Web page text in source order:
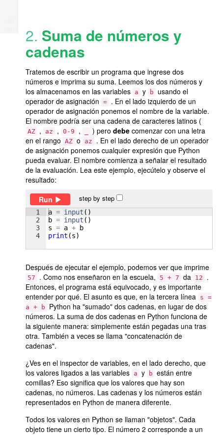
2. Suma de números y
cadenas
Tratemos de escribir un programa que ingrese dos
números e imprima su suma. Leemos los dos números y
los almacenamos en las variables a y b
usando el
operador de asignación
= . En el lado izquierdo de un
operador de asignación ponemos el nombre de la variable.
El nombre podría ser una cadena de caracteres latinos (
AZ , az , 0-9 , ) perodebe comenzar con una letra
en el rango
AZ o az
. En el lado derecho de un operador
de asignación ponemos cualquier expresión que Python
pueda evaluar. El nombre comienza a señalar el resultado
de la evaluación. Lea este ejemplo, ejecútelo y observe el
resultado:
Run
step by step
1
2
3
4
a = input ( )
b = input ( )
s = a +
b
print (s)
Después de ejecutar el ejemplo, podemos ver que imprime
57 . Como nos enseñaron en la escuela, 5 + 7 da 12
.
Entonces, el programa está equivocado, y es importante
entender por qué. El asunto es que, en la tercera línea
s =
a + b
Python ha "sumado" dos cadenas, en lugar de dos
números. La suma de dos cadenas en Python funciona de
la siguiente manera: simplemente están pegadas una tras
otra. También a veces se llama "concatenación de
cadenas".
¿Ves en el inspector de variables, en el lado derecho, que
los valores ligados a las variables a y b están entre
comillas? Eso significa que los valores que hay son
cadenas, no números. Las cadenas y los números están
representados en Python de manera diferente.
Todos los valores en Python se llaman "objetos". Cada
objeto tiene un cierto tipo. El número 2 corresponde a un